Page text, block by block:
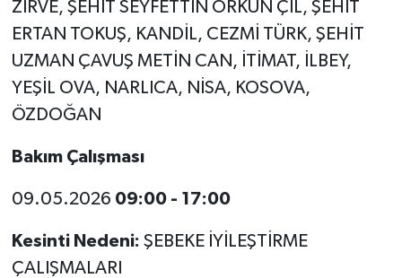
ZİRVE, ŞEHİT SEYFETTİN ORKUN ÇİL, ŞEHİT
ERTAN TOKUŞ, KANDİL, CEZMİ TÜRK, ŞEHİT
UZMAN ÇAVUŞ METİN CAN, İTİMAT, İLBEY,
YEŞİL OVA, NARLICA, NİSA, KOSOVA,
ÖZDOĞAN
Bakım Çalışması
09.05.2026 09:00 - 17:00
Kesinti Nedeni: ŞEBEKE İYİLEŞTİRME
ÇALIŞMALARI